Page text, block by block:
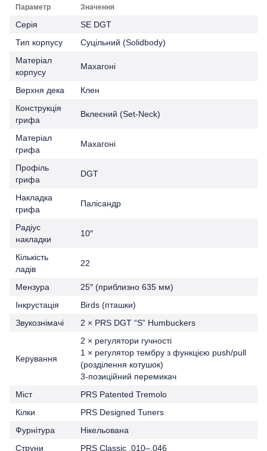
Параметр Значення
Серія
SE DGT
Тип корпусу
Суцільний (Solidbody)
Матеріал
корпусу
Махагоні
Верхня дека
Клен
Конструкція
грифа
Вклеєний (Set-Neck)
Матеріал
грифа
Махагоні
Профіль
грифа
DGT
Накладка
грифа
Палісандр
Радіус
накладки
10″
Кількість
ладів
22
Мензура
25″ (приблизно 635 мм)
Інкрустація
Birds (пташки)
Звукознімачі
2 × PRS DGT “S” Humbuckers
Керування
2 × регулятори гучності
1 × регулятор тембру з функцією push/pull
(розділення котушок)
3-позиційний перемикач
Міст
PRS Patented Tremolo
Кілки
PRS Designed Tuners
Фурнітура
Нікельована
Струни
PRS Classic .010–.046